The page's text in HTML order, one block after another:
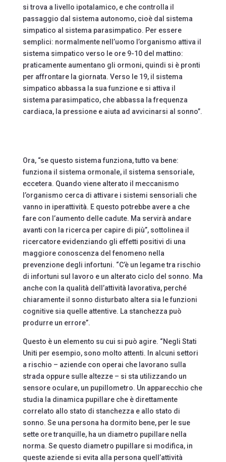
si trova a livello ipotalamico, e che controlla il
passaggio dal sistema autonomo, cioè dal sistema
simpatico al sistema parasimpatico. Per essere
semplici: normalmente nell’uomo l’organismo attiva il
sistema simpatico verso le ore 9-10 del mattino:
praticamente aumentano gli ormoni, quindi si è pronti
per affrontare la giornata. Verso le 19, il sistema
simpatico abbassa la sua funzione e si attiva il
sistema parasimpatico, che abbassa la frequenza
cardiaca, la pressione e aiuta ad avvicinarsi al sonno”.
Ora, “se questo sistema funziona, tutto va bene:
funziona il sistema ormonale, il sistema sensoriale,
eccetera. Quando viene alterato il meccanismo
l’organismo cerca di attivare i sistemi sensoriali che
vanno in iperattività. E questo potrebbe avere a che
fare con l’aumento delle cadute. Ma servirà andare
avanti con la ricerca per capire di più”, sottolinea il
ricercatore evidenziando gli effetti positivi di una
maggiore conoscenza del fenomeno nella
prevenzione degli infortuni. “C’è un legame tra rischio
di infortuni sul lavoro e un alterato ciclo del sonno. Ma
anche con la qualità dell’attività lavorativa, perché
chiaramente il sonno disturbato altera sia le funzioni
cognitive sia quelle attentive. La stanchezza può
produrre un errore”.
Questo è un elemento su cui si può agire. “Negli Stati
Uniti per esempio, sono molto attenti. In alcuni settori
a rischio – aziende con operai che lavorano sulla
strada oppure sulle altezze – si sta utilizzando un
sensore oculare, un pupillometro. Un apparecchio che
studia la dinamica pupillare che è direttamente
correlato allo stato di stanchezza e allo stato di
sonno. Se una persona ha dormito bene, per le sue
sette ore tranquille, ha un diametro pupillare nella
norma. Se questo diametro pupillare si modifica, in
queste aziende si evita alla persona quell’attività